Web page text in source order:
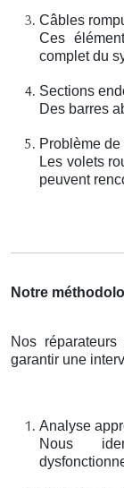
Câbles
Ces
complet du
Sections
Des barres
Problème
Les volets
peuvent
Notre
Nos
garantir une
Analyse
Nous